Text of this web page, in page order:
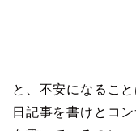
と、不安になるこ
日記事を書けとコ